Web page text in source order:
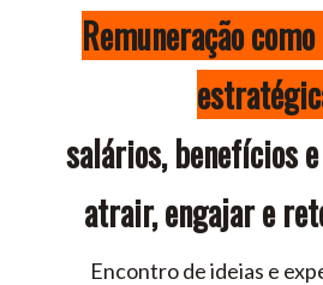
Remuneração
salários, benefícios
atrair, engajar e
Encontro de ideias e